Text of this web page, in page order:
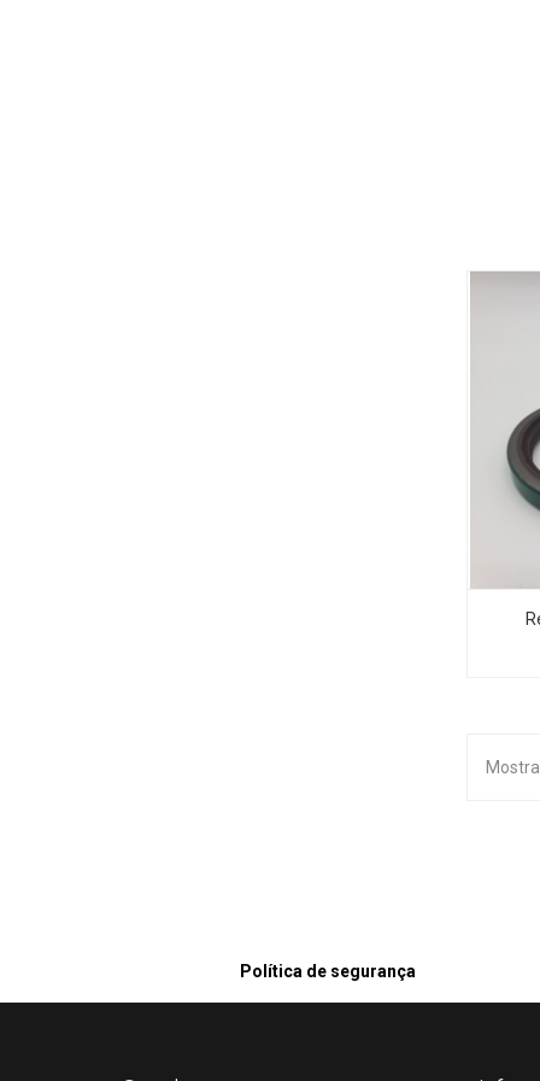
Política de segurança